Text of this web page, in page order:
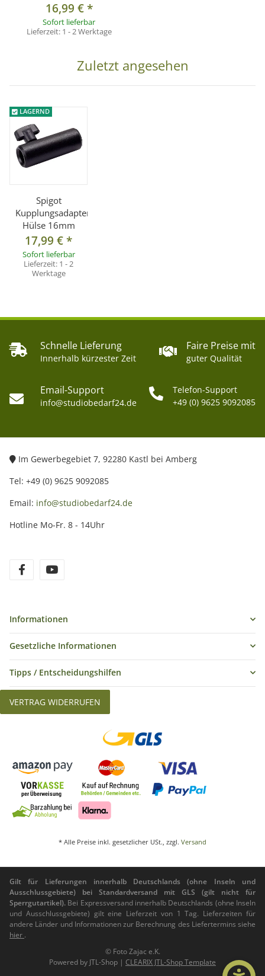
16,99 €*
Sofort lieferbar
Lieferzeit: 1 - 2 Werktage
Zuletzt angesehen
LAGERND
Spigot
Kupplungsadapter
Hülse 16mm
17,99 €*
Sofort lieferbar
Lieferzeit: 1 - 2
Werktage
Schnelle Lieferung
Innerhalb kürzester Zeit
Faire Preise mit
guter Qualität
Email-Support
info@studiobedarf24.de
Telefon-Support
+49 (0) 9625 9092085
Im Gewerbegebiet 7, 92280 Kastl bei Amberg
Tel: +49 (0) 9625 9092085
Email: info@studiobedarf24.de
Hotline Mo-Fr. 8 - 14Uhr
Informationen
Gesetzliche Informationen
Tipps / Entscheidungshilfen
VERTRAG WIDERRUFEN
* Alle Preise inkl. gesetzlicher USt., zzgl. Versand
Gilt für Lieferungen innerhalb Deutschlands (ohne Inseln und
Ausschlussgebiete) bei Standardversand mit GLS (gilt nicht für
Sperrgutartikel). Bei Expressversand innerhalb Deutschlands (ohne Inseln
und Ausschlussgebiete) gilt eine Lieferzeit von 1 Tag. Lieferzeiten für
andere Länder und Informationen zur Berechnung des Liefertermins siehe
hier .
© Foto Zajac e.K.
Powered by JTL-Shop | CLEARIX JTL-Shop Template